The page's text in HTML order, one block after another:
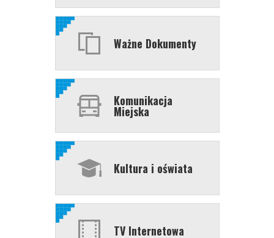
Ważne Dokumenty
Komunikacja
Miejska
Kultura i oświata
TV Internetowa